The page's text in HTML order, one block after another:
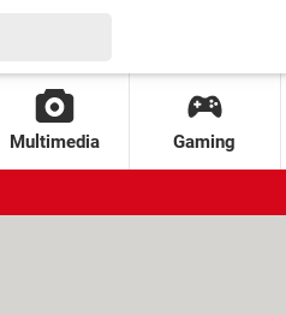
Multimedia Gaming